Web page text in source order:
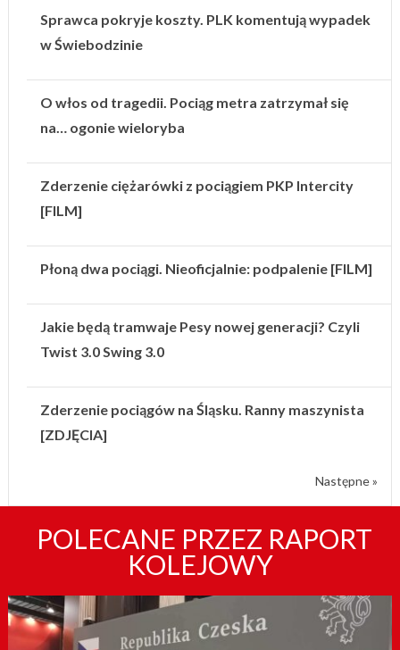
Sprawca pokryje koszty. PLK komentują wypadek
w Świebodzinie
O włos od tragedii. Pociąg metra zatrzymał się
na… ogonie wieloryba
Zderzenie ciężarówki z pociągiem PKP Intercity
[FILM]
Płoną dwa pociągi. Nieoficjalnie: podpalenie [FILM]
Jakie będą tramwaje Pesy nowej generacji? Czyli
Twist 3.0 Swing 3.0
Zderzenie pociągów na Śląsku. Ranny maszynista
[ZDJĘCIA]
Następne »
POLECANE PRZEZ RAPORT
KOLEJOWY